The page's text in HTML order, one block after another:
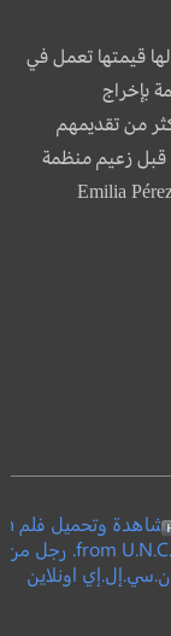
قيمتها تعمل في
بإخراج
من تقديمهم
قبل زعيم منظمة